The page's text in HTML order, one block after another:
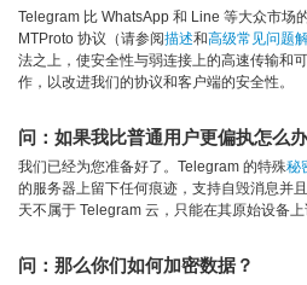
Telegram 比 WhatsApp 和 Line 等大众市场
MTProto 协议（请参阅描述和高级常见问题
法之上，使安全性与弱连接上的高速传输和
作，以改进我们的协议和客户端的安全性。
问：如果我比普通用户更偏执怎么
我们已经为您准备好了。Telegram 的特殊秘
的服务器上留下任何痕迹，支持自毁消息并
天不属于 Telegram 云，只能在其原始设备上
问：那么你们如何加密数据？